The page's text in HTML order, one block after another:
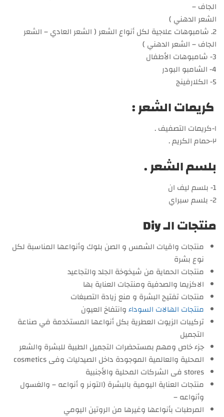
الجاف –
الشعر الدهني )
2. شامبوهات علاجية لكل أنواع الشعر ( الشعر العادي – الشعر
الجاف – الشعر الدهني )
3- شامبوهات الأطفال
4- الشامبو البودر
5- الكلارفينج
كريمات الشعر :
١-كريمات التصفيف .
٢-حمام الكريم .
بلسم الشعر .
1- بلسم ليف ان
2- بلسم سبراي
منتجات الـ Diy
منتجات واقيات الشمس و الصن بلوك وأنواعها المناسبة لكل
نوع بشرة
منتجات الحماية من شيخوخة الجلد والتجاعيد
الاكزيما والصدفية ومنتجات العناية بها
منتجات تفتيح البشرة و منع زيادة التصبغات
منتجات الهالات السوداءوانتفاخ العيون
تركيبات الزيوت العطرية بكل أنواعها المستخدمة في صناعة
التجميل
جزء خاص ومهم بمستحضرات التجميل الطبية للبشرة والشعر
المحلية والعالمية الموجودة داخل الصيدليات وفى cosmetics
stores فى الشركات المحلية والأجنبية
منتجات العناية اليومية بالبشرة (التونر و أنواعه – والغسول
وأنواعه –
المرطبات بأنواعها وغيرها من الروتين اليومي